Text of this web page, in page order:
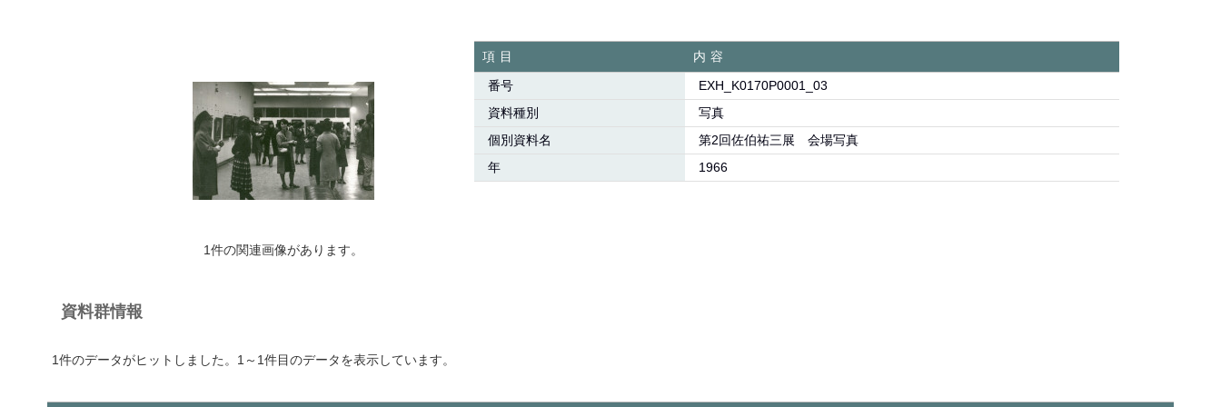
1件の関連画像があります。
項目
内容
番号
EXH_K0170P0001_03
資料種別
写真
個別資料名
第2回佐伯祐三展 会場写真
年
1966
資料群情報
1件のデータがヒットしました。1～1件目のデータを表示しています。